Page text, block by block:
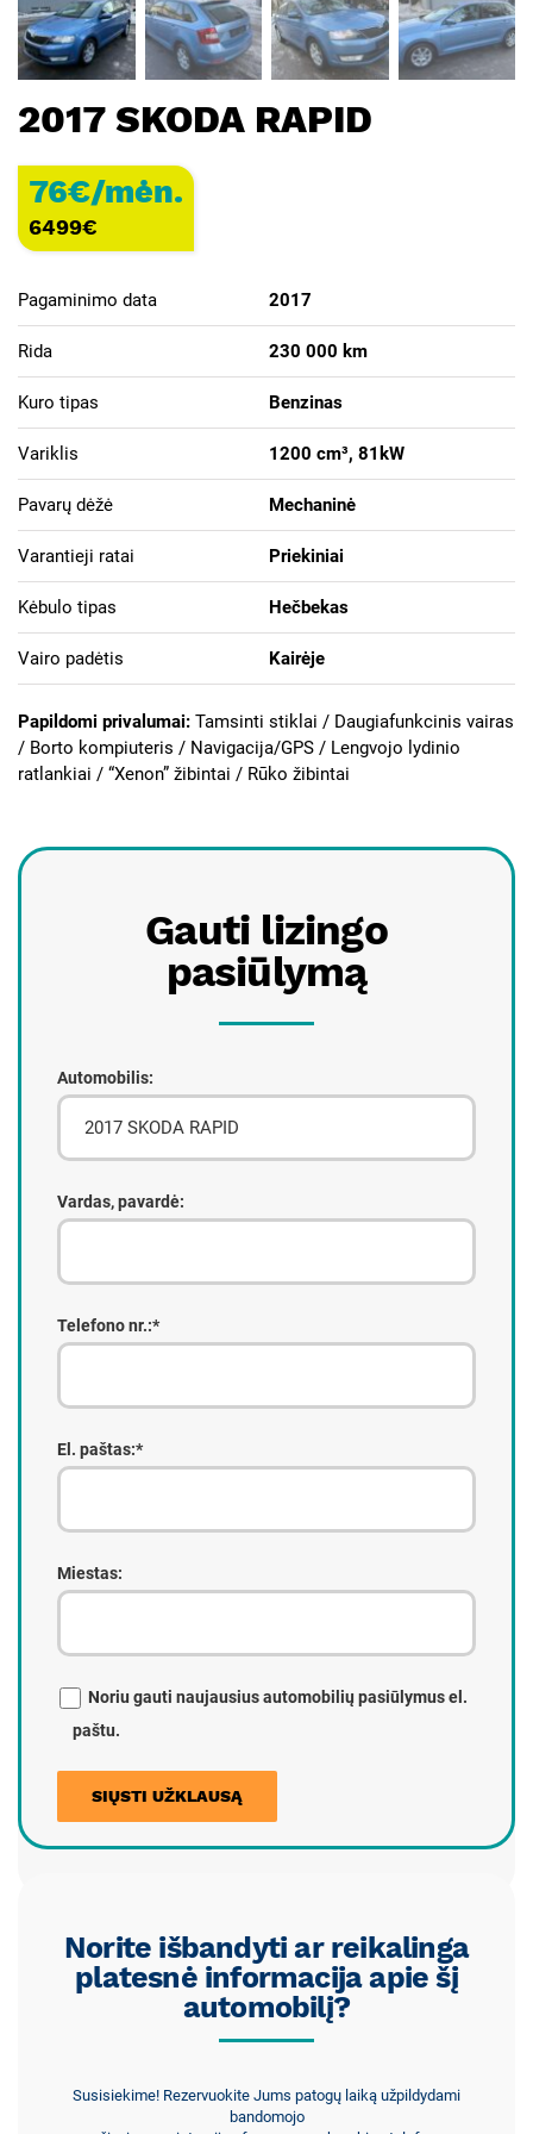
2017 SKODA RAPID
76€/mėn.
6499€
Pagaminimo data 2017
Rida 230 000 km
Kuro tipas Benzinas
Variklis 1200 cm³, 81kW
Pavarų dėžė Mechaninė
Varantieji ratai Priekiniai
Kėbulo tipas Hečbekas
Vairo padėtis Kairėje
Papildomi privalumai: Tamsinti stiklai / Daugiafunkcinis vairas
/ Borto kompiuteris / Navigacija/GPS / Lengvojo lydinio
ratlankiai / “Xenon” žibintai / Rūko žibintai
Gauti lizingo
pasiūlymą
Automobilis:
Vardas, pavardė:
Telefono nr.:*
El. paštas:*
Miestas:
Noriu gauti naujausius automobilių pasiūlymus el.
paštu.
Norite išbandyti ar reikalinga
platesnė informacija apie šį
automobilį?
Susisiekime! Rezervuokite Jums patogų laiką užpildydami
bandomojo